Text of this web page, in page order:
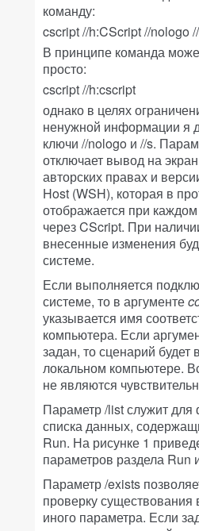
команду:
cscript //h:CScript //nologo
В принципе команда
просто:
cscript //h:cscript
однако в целях
ненужной информации я
ключи //nologo и //s.
отключает вывод на
авторских правах и
Host (WSH), которая в
отображается при
через CScript. При
внесенные изменения
системе.
Если выполняется
системе, то в аргументе
указывается имя
компьютера. Если
задан, то сценарий будет
локальном компьютере.
не являются
Параметр /list служит
списка данных,
Run. На рисунке 1
параметров раздела Run
Параметр /exists
проверку существования
иного параметра. Если